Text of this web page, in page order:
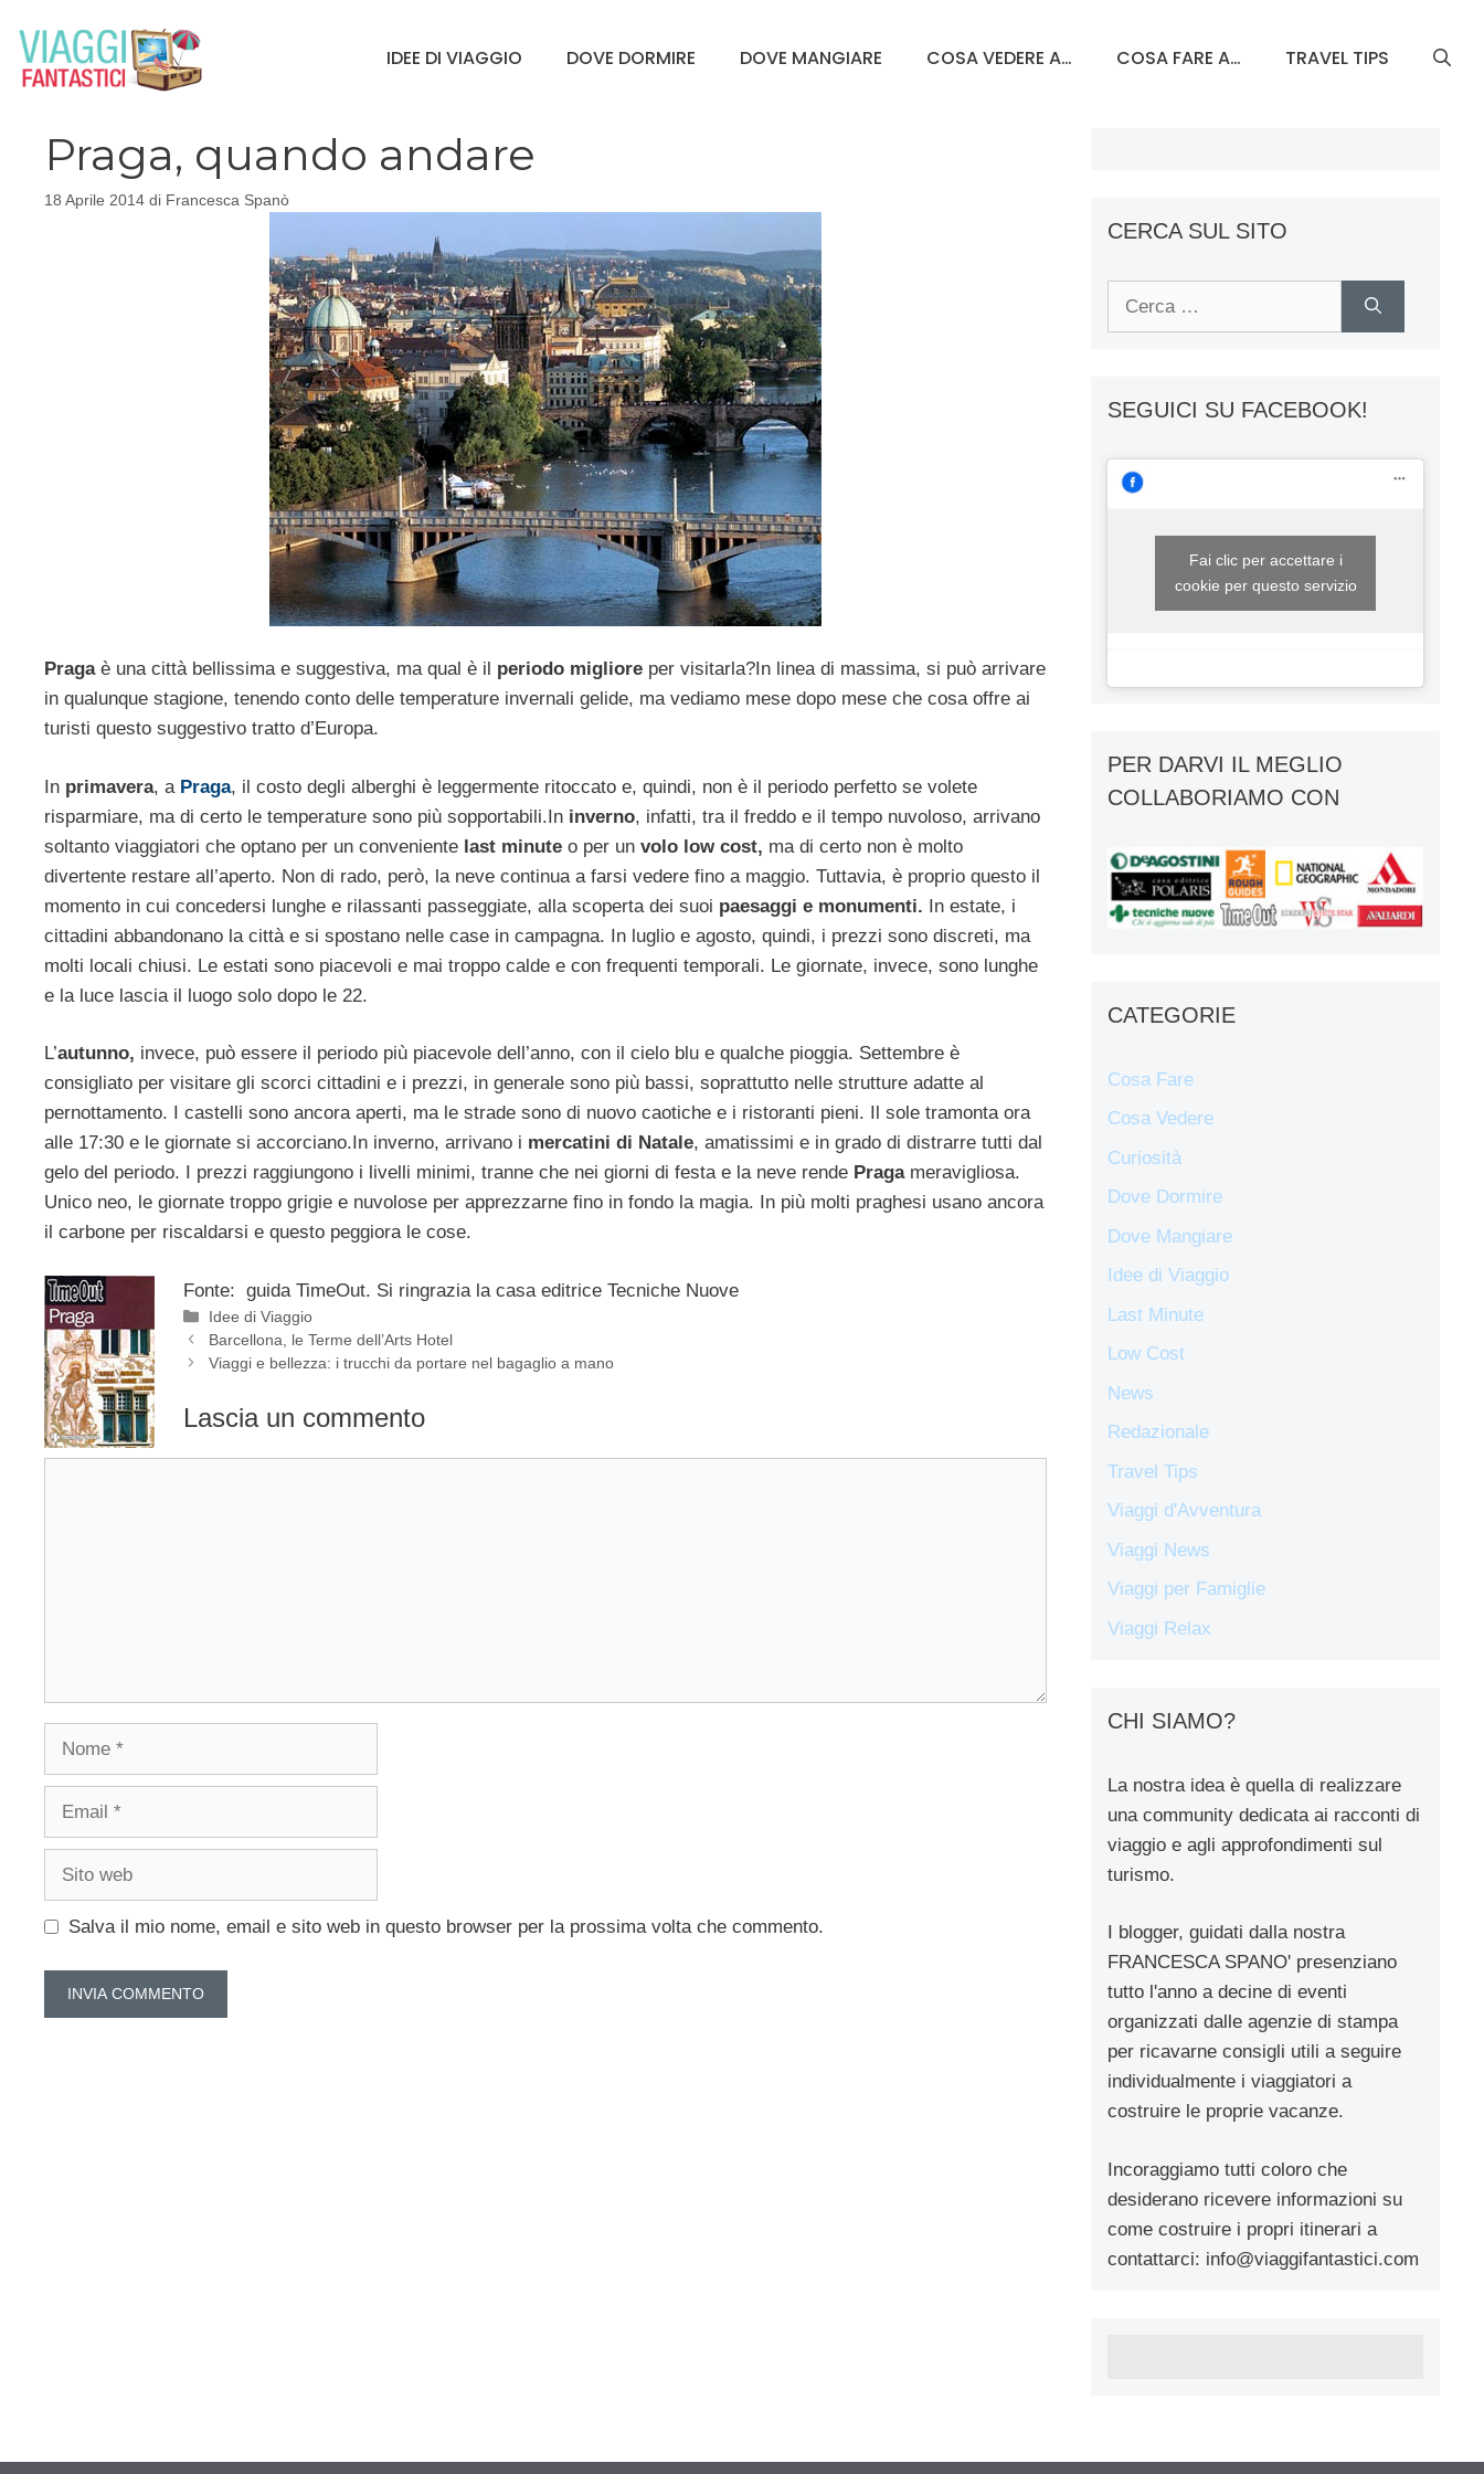
contenuto
IDEE DI VIAGGIO DOVE DORMIRE DOVE MANGIARE COSA VEDERE A… COSA FARE A… TRAVEL TIPS
Praga, quando andare
18 Aprile 2014 di Francesca Spanò
Praga è una città bellissima e suggestiva, ma qual è il periodo migliore per visitarla?In linea di massima, si può arrivare
in qualunque stagione, tenendo conto delle temperature invernali gelide, ma vediamo mese dopo mese che cosa offre ai
turisti questo suggestivo tratto d’Europa.
In primavera, a Praga, il costo degli alberghi è leggermente ritoccato e, quindi, non è il periodo perfetto se volete
risparmiare, ma di certo le temperature sono più sopportabili.In inverno, infatti, tra il freddo e il tempo nuvoloso, arrivano
soltanto viaggiatori che optano per un conveniente last minute o per un volo low cost, ma di certo non è molto
divertente restare all’aperto. Non di rado, però, la neve continua a farsi vedere fino a maggio. Tuttavia, è proprio questo il
momento in cui concedersi lunghe e rilassanti passeggiate, alla scoperta dei suoi paesaggi e monumenti. In estate, i
cittadini abbandonano la città e si spostano nelle case in campagna. In luglio e agosto, quindi, i prezzi sono discreti, ma
molti locali chiusi. Le estati sono piacevoli e mai troppo calde e con frequenti temporali. Le giornate, invece, sono lunghe
e la luce lascia il luogo solo dopo le 22.
L’autunno, invece, può essere il periodo più piacevole dell’anno, con il cielo blu e qualche pioggia. Settembre è
consigliato per visitare gli scorci cittadini e i prezzi, in generale sono più bassi, soprattutto nelle strutture adatte al
pernottamento. I castelli sono ancora aperti, ma le strade sono di nuovo caotiche e i ristoranti pieni. Il sole tramonta ora
alle 17:30 e le giornate si accorciano.In inverno, arrivano i mercatini di Natale, amatissimi e in grado di distrarre tutti dal
gelo del periodo. I prezzi raggiungono i livelli minimi, tranne che nei giorni di festa e la neve rende Pragameravigliosa.
Unico neo, le giornate troppo grigie e nuvolose per apprezzarne fino in fondo la magia. In più molti praghesi usano ancora
il carbone per riscaldarsi e questo peggiora le cose.
Fonte: guida TimeOut. Si ringrazia la casa editrice Tecniche Nuove
Categorie
Idee di Viaggio
Barcellona, le Terme dell’Arts Hotel
Viaggi e bellezza: i trucchi da portare nel bagaglio a mano
Lascia un commento
Nome
Email
Sito
Salva il mio nome, email e sito web in questo browser per la prossima volta che commento.
CERCA SUL SITO
SEGUICI SU FACEBOOK!
Fai clic per accettare i
cookie per questo servizio
PER DARVI IL MEGLIO
COLLABORIAMO CON
CATEGORIE
Cosa Fare
Cosa Vedere
Curiosità
Dove Dormire
Dove Mangiare
Idee di Viaggio
Last Minute
Low Cost
News
Redazionale
Travel Tips
Viaggi d'Avventura
Viaggi News
Viaggi per Famiglie
Viaggi Relax
CHI SIAMO?
La nostra idea è quella di realizzare
una community dedicata ai racconti di
viaggio e agli approfondimenti sul
turismo.
I blogger, guidati dalla nostra
FRANCESCA SPANO' presenziano
tutto l'anno a decine di eventi
organizzati dalle agenzie di stampa
per ricavarne consigli utili a seguire
individualmente i viaggiatori a
costruire le proprie vacanze.
Incoraggiamo tutti coloro che
desiderano ricevere informazioni su
come costruire i propri itinerari a
contattarci: info@viaggifantastici.com